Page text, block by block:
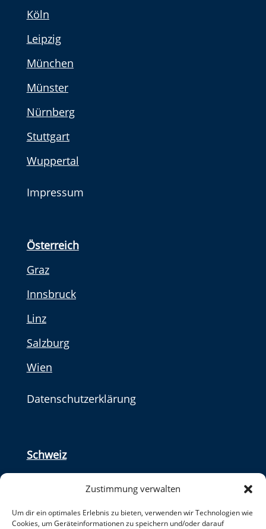
Zustimmung verwalten
Um dir ein optimales Erlebnis zu bieten, verwenden wir Technologien wie
Cookies, um Geräteinformationen zu speichern und/oder darauf
Köln
Leipzig
München
Münster
Nürnberg
Stuttgart
Wuppertal
Impressum
Österreich
Graz
Innsbruck
Linz
Salzburg
Wien
Datenschutzerklärung
Schweiz